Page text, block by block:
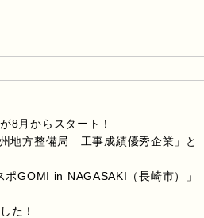
8月からスタート！
地方整備局 工事成績優秀企業」と
GOMI in NAGASAKI（長崎市）」
た！